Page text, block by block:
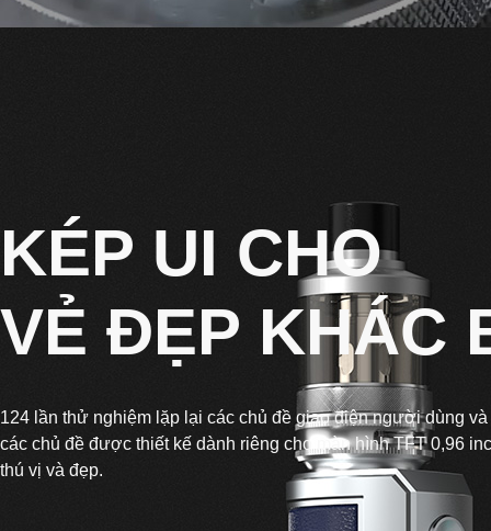
KÉP UI CHO
VẺ ĐẸP KHÁC
124 lần thử nghiệm lặp lại các chủ đề giao diện người dùng
các chủ đề được thiết kế dành riêng cho màn hình TFT 0,96
thú vị và đẹp.